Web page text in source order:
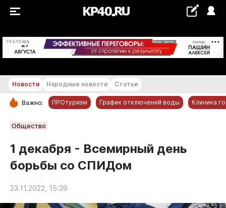
РЕКЛАМА +23...+24 °С
РУБРИКИ
Обнинск
Новости компаний
Статьи
Народные новости
Авто и транспорт
Новости Народные новости Статьи
Важно: ПРОтуризм График отключений воды Клиника
Общество
1 декабря - Всемирный день
борьбы со СПИДом
23.11.2022, 15:39